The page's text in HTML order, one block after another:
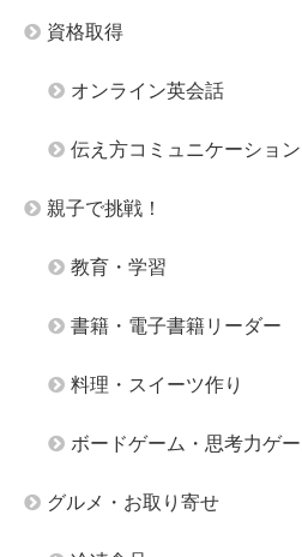
資格取得
オンライン英会話
伝え方コミュニケーション
親子で挑戦！
教育・学習
書籍・電子書籍リーダー
料理・スイーツ作り
ボードゲーム・思考力ゲ
グルメ・お取り寄せ